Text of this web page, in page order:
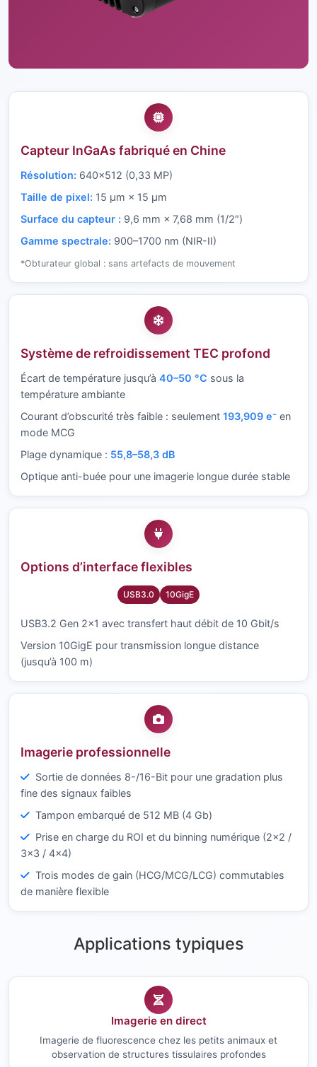
Capteur InGaAs fabriqué en Chine
Résolution: 640×512 (0,33 MP)
Taille de pixel: 15 µm × 15 µm
Surface du capteur : 9,6 mm × 7,68 mm (1/2″)
Gamme spectrale: 900–1700 nm (NIR-II)
*Obturateur global : sans artefacts de mouvement
Système de refroidissement TEC profond
Écart de température jusqu’à 40–50 °C sous la
température ambiante
Courant d’obscurité très faible : seulement 193,909 e⁻ en
mode MCG
Plage dynamique : 55,8–58,3 dB
Optique anti-buée pour une imagerie longue durée stable
Options d’interface flexibles
USB3.0 10GigE
USB3.2 Gen 2×1 avec transfert haut débit de 10 Gbit/s
Version 10GigE pour transmission longue distance
(jusqu’à 100 m)
Imagerie professionnelle
Sortie de données 8-/16-Bit pour une gradation plus
fine des signaux faibles
Tampon embarqué de 512 MB (4 Gb)
Prise en charge du ROI et du binning numérique (2×2 /
3×3 / 4×4)
Trois modes de gain (HCG/MCG/LCG) commutables
de manière flexible
Applications typiques
Imagerie en direct
Imagerie de fluorescence chez les petits animaux et
observation de structures tissulaires profondes